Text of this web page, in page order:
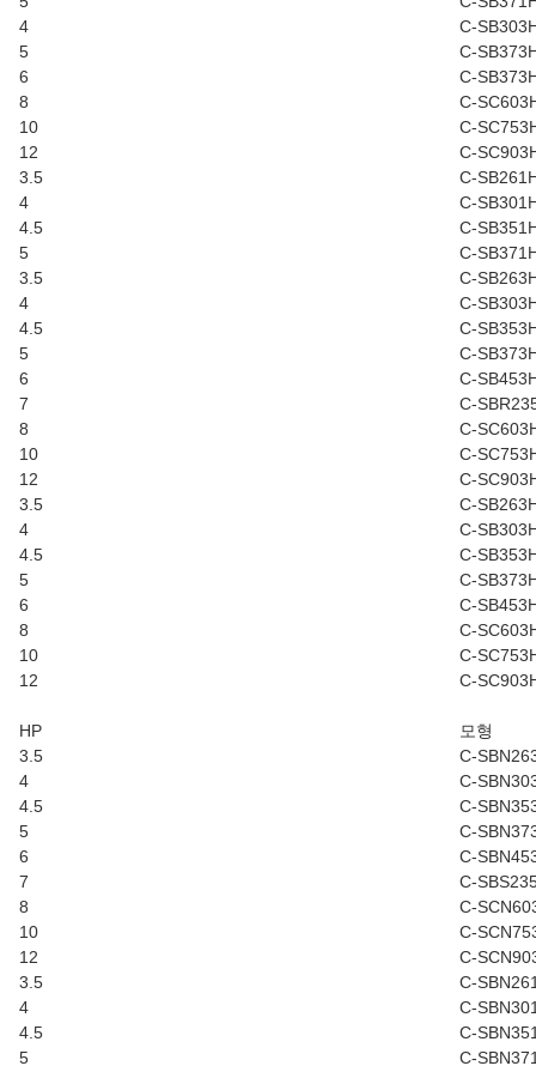
4
C-
5
C-
6
C-
8
C-
10
C-
12
C-
3.5
C-
4
C-
4.5
C-
5
C-
3.5
C-
4
C-
4.5
C-
5
C-
6
C-
7
C-
8
C-
10
C-
12
C-
3.5
C-
4
C-
4.5
C-
5
C-
6
C-
8
C-
10
C-
12
C-
HP
모형
3.5
C-
4
C-
4.5
C-
5
C-
6
C-
7
C-
8
C-
10
C-
12
C-
3.5
C-
4
C-
4.5
C-
5
C-